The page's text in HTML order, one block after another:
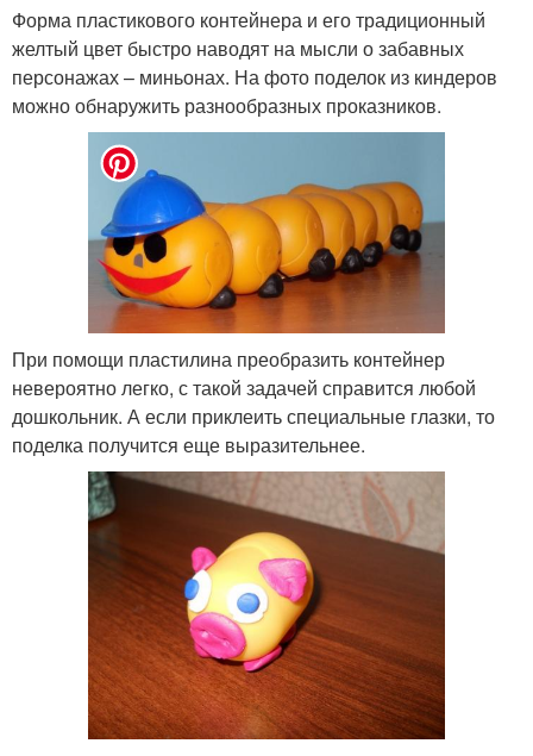
Форма пластикового контейнера и его традиционный
желтый цвет быстро наводят на мысли о забавных
персонажах – миньонах. На фото поделок из киндеров
можно обнаружить разнообразных проказников.
При помощи пластилина преобразить контейнер
невероятно легко, с такой задачей справится любой
дошкольник. А если приклеить специальные глазки, то
поделка получится еще выразительнее.